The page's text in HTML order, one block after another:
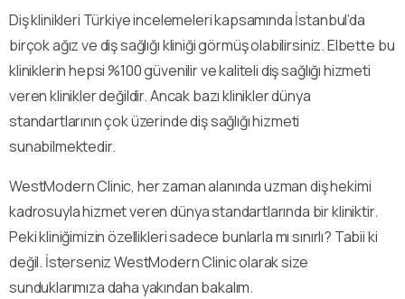
Diş klinikleri Türkiye incelemeleri kapsamında İstanbul’da
birçok ağız ve diş sağlığı kliniği görmüş olabilirsiniz. Elbette bu
kliniklerin hepsi %100 güvenilir ve kaliteli diş sağlığı hizmeti
veren klinikler değildir. Ancak bazı klinikler dünya
standartlarının çok üzerinde diş sağlığı hizmeti
sunabilmektedir.
WestModern Clinic, her zaman alanında uzman diş hekimi
kadrosuyla hizmet veren dünya standartlarında bir kliniktir.
Peki kliniğimizin özellikleri sadece bunlarla mı sınırlı? Tabii ki
değil. İsterseniz WestModern Clinic olarak size
sunduklarımıza daha yakından bakalım.